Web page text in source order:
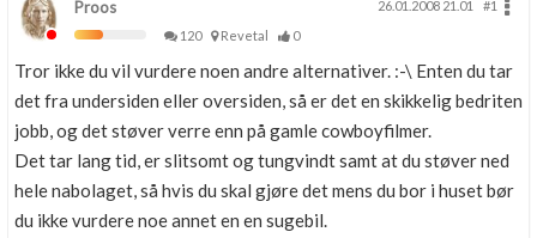
Proos 26.01.2008 21.01
#1
120
Revetal 0
Tror ikke du vil vurdere noen andre alternativer. :-\ Enten du tar
det fra undersiden eller oversiden, så er det en skikkelig bedriten
jobb, og det støver verre enn på gamle cowboyfilmer.
Det tar lang tid, er slitsomt og tungvindt samt at du støver ned
hele nabolaget, så hvis du skal gjøre det mens du bor i huset bør
du ikke vurdere noe annet en en sugebil.